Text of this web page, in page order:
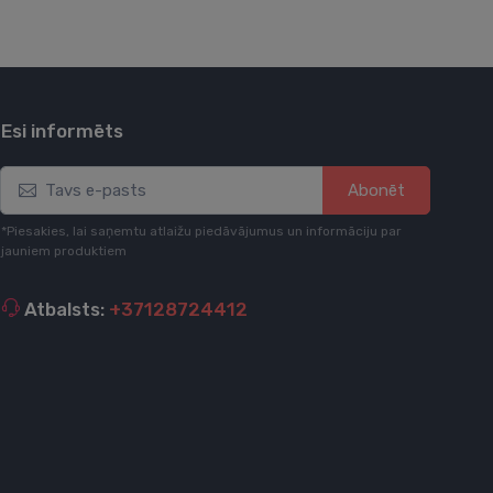
Esi informēts
Abonēt
*Piesakies, lai saņemtu atlaižu piedāvājumus un informāciju par
jauniem produktiem
Atbalsts: +37128724412